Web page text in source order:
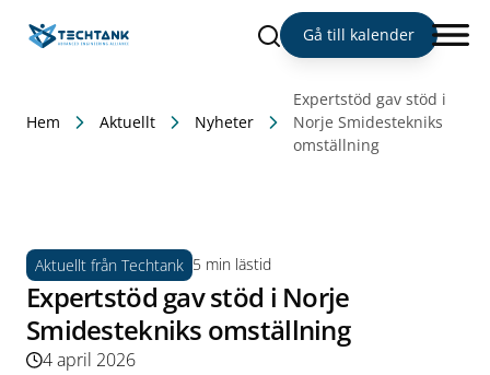
Sök Gå till kalender
Hem Aktuellt Nyheter
Expertstöd gav stöd i
Norje Smidestekniks
omställning
Aktuellt från Techtank 5 min lästid
Expertstöd gav stöd i Norje
Smidestekniks omställning
4 april 2026